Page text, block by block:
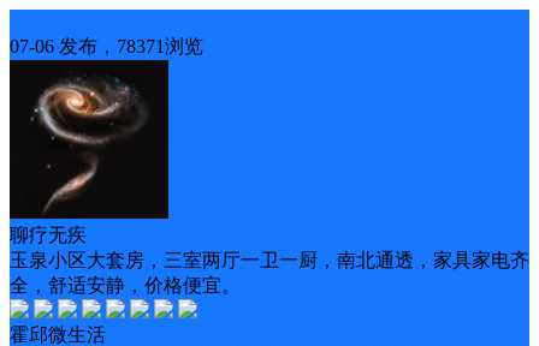
07-06 发布，78371浏览
聊疗无疾
玉泉小区大套房，三室两厅一卫一厨，南北通透，家具家电齐
全，舒适安静，价格便宜。
霍邱微生活